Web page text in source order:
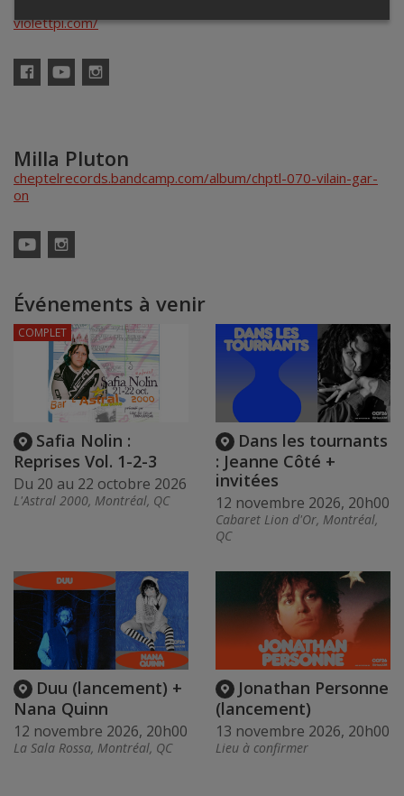
violettpi.com/
Milla Pluton
cheptelrecords.bandcamp.com/album/chptl-070-vilain-gar-
on
Événements à venir
Safia Nolin :
Reprises Vol. 1-2-3
Du 20 au 22 octobre 2026
L'Astral 2000, Montréal, QC
COMPLET
Dans les tournants
: Jeanne Côté +
invitées
12 novembre 2026, 20h00
Cabaret Lion d'Or, Montréal,
QC
Duu (lancement) +
Nana Quinn
12 novembre 2026, 20h00
La Sala Rossa, Montréal, QC
Jonathan Personne
(lancement)
13 novembre 2026, 20h00
Lieu à confirmer